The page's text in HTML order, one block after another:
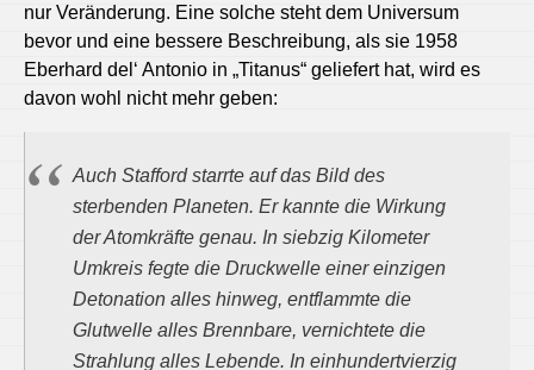
nur Veränderung. Eine solche steht dem Universum
bevor und eine bessere Beschreibung, als sie 1958
Eberhard del‘ Antonio in „Titanus“ geliefert hat, wird es
davon wohl nicht mehr geben:
Auch Stafford starrte auf das Bild des
sterbenden Planeten. Er kannte die Wirkung
der Atomkräfte genau. In siebzig Kilometer
Umkreis fegte die Druckwelle einer einzigen
Detonation alles hinweg, entflammte die
Glutwelle alles Brennbare, vernichtete die
Strahlung alles Lebende. In einhundertvierzig